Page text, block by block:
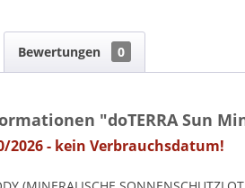
Bewertungen 0
"doTERRA Sun
2026 - kein Verbrauchsdatum!